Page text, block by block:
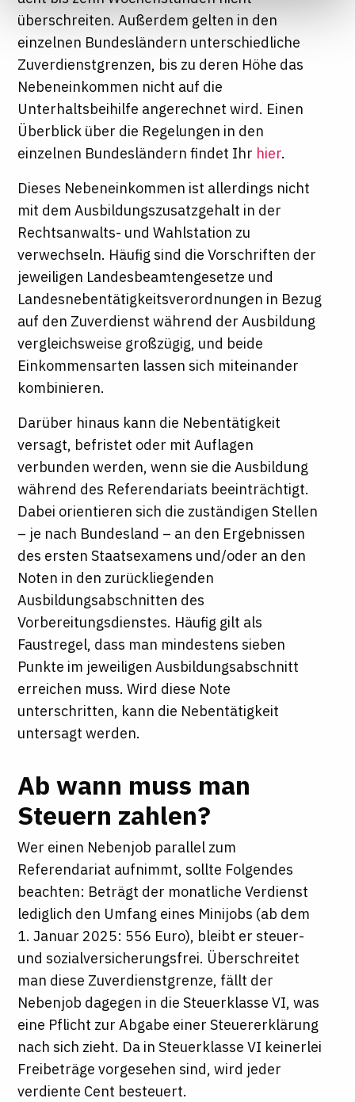
Datenschutzhinweisen
überschreiten. Außerdem gelten in den
einzelnen Bundesländern unterschiedliche
Zuverdienstgrenzen, bis zu deren Höhe das
Nebeneinkommen nicht auf die
Unterhaltsbeihilfe angerechnet wird. Einen
Überblick über die Regelungen in den
einzelnen Bundesländern findet Ihr hier.
Dieses Nebeneinkommen ist allerdings nicht
mit dem Ausbildungszusatzgehalt in der
Rechtsanwalts- und Wahlstation zu
verwechseln. Häufig sind die Vorschriften der
jeweiligen Landesbeamtengesetze und
Landesnebentätigkeitsverordnungen in Bezug
auf den Zuverdienst während der Ausbildung
vergleichsweise großzügig, und beide
Einkommensarten lassen sich miteinander
kombinieren.
Darüber hinaus kann die Nebentätigkeit
versagt, befristet oder mit Auflagen
verbunden werden, wenn sie die Ausbildung
während des Referendariats beeinträchtigt.
Dabei orientieren sich die zuständigen Stellen
– je nach Bundesland – an den Ergebnissen
des ersten Staatsexamens und/oder an den
Noten in den zurückliegenden
Ausbildungsabschnitten des
Vorbereitungsdienstes. Häufig gilt als
Faustregel, dass man mindestens sieben
Punkte im jeweiligen Ausbildungsabschnitt
erreichen muss. Wird diese Note
unterschritten, kann die Nebentätigkeit
untersagt werden.
Ab wann muss man
Steuern zahlen?
Wer einen Nebenjob parallel zum
Referendariat aufnimmt, sollte Folgendes
beachten: Beträgt der monatliche Verdienst
lediglich den Umfang eines Minijobs (ab dem
1. Januar 2025: 556 Euro), bleibt er steuer-
und sozialversicherungsfrei. Überschreitet
man diese Zuverdienstgrenze, fällt der
Nebenjob dagegen in die Steuerklasse VI, was
eine Pflicht zur Abgabe einer Steuererklärung
nach sich zieht. Da in Steuerklasse VI keinerlei
Freibeträge vorgesehen sind, wird jeder
verdiente Cent besteuert.